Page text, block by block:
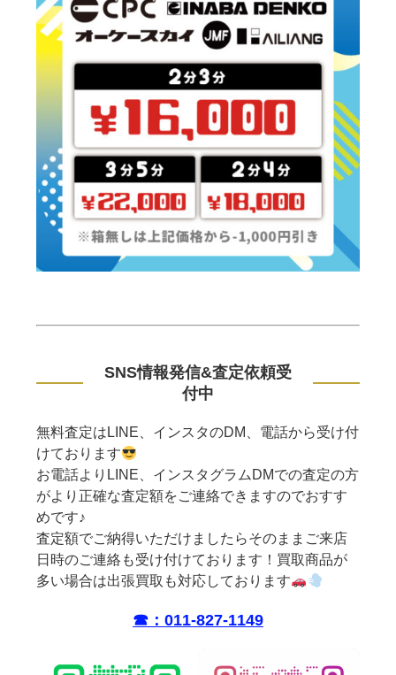
SNS情報発信&査定依頼受
付中
無料査定はLINE、インスタのDM、電話から受け付
けております
お電話よりLINE、インスタグラムDMでの査定の方
がより正確な査定額をご連絡できますのでおすす
めです♪
査定額でご納得いただけましたらそのままご来店
日時のご連絡も受け付けております！買取商品が
多い場合は出張買取も対応しております
☎︎：011-827-1149